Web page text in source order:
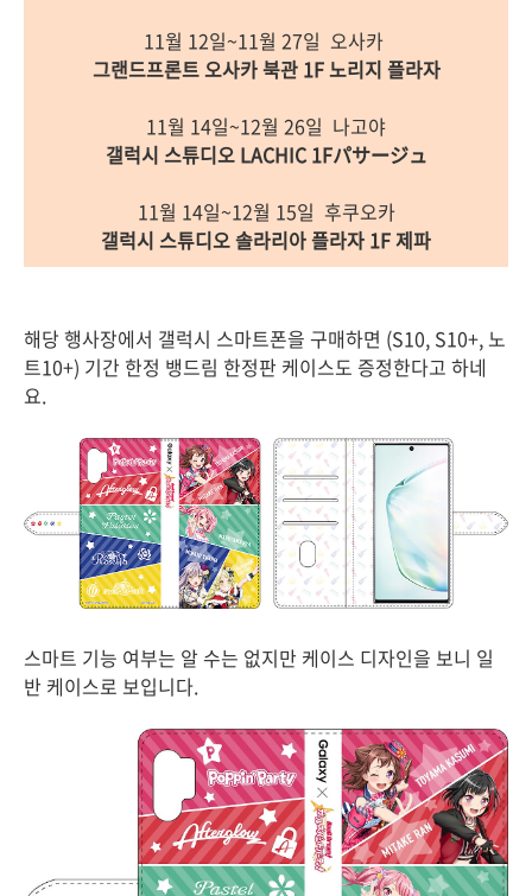
11월 12일~11월 27일 오사카
그랜드프론트 오사카 북관 1F 노리지 플라자
11월 14일~12월 26일 나고야
갤럭시 스튜디오 LACHIC 1Fパサージュ
11월 14일~12월 15일 후쿠오카
갤럭시 스튜디오 솔라리아 플라자 1F 제파
해당 행사장에서 갤럭시 스마트폰을 구매하면 (S10, S10+, 노
트10+) 기간 한정 뱅드림 한정판 케이스도 증정한다고 하네
요.
스마트 기능 여부는 알 수는 없지만 케이스 디자인을 보니 일
반 케이스로 보입니다.